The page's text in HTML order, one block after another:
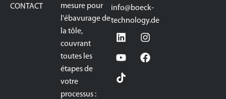
CONTACT
mesure pour
l'ébavurage de
la tôle,
couvrant
toutes les
étapes de
votre
processus :
info@boeck-
technology.de